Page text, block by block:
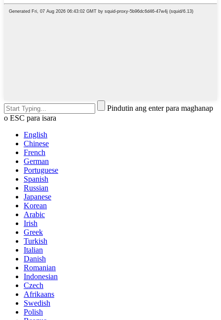
Pindutin ang enter para maghanap
o ESC para isara
English
Chinese
French
German
Portuguese
Spanish
Russian
Japanese
Korean
Arabic
Irish
Greek
Turkish
Italian
Danish
Romanian
Indonesian
Czech
Afrikaans
Swedish
Polish